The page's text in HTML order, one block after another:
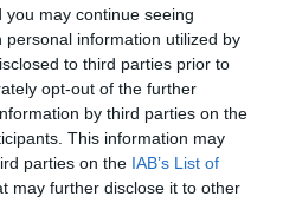
may continue seeing
information utilized by
to third parties prior to
opt-out of the further
by third parties on the
This information may
parties on the IAB’s List of
may further disclose it to other